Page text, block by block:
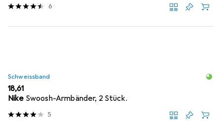
6
Schweissband
EUR
18,61
Nike Swoosh-Armbänder, 2 Stück.
5